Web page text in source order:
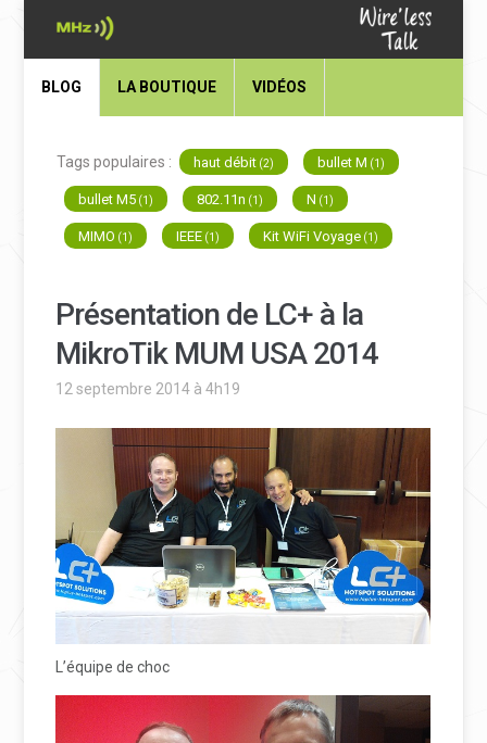
BLOG LA BOUTIQUE VIDÉOS
Tags populaires : haut débit (2) bullet M (1)
bullet M5 (1) 802.11n (1) N (1)
MIMO (1) IEEE (1) Kit WiFi Voyage (1)
Présentation de LC+ à la
MikroTik MUM USA 2014
12 septembre 2014 à 4h19
L’équipe de choc